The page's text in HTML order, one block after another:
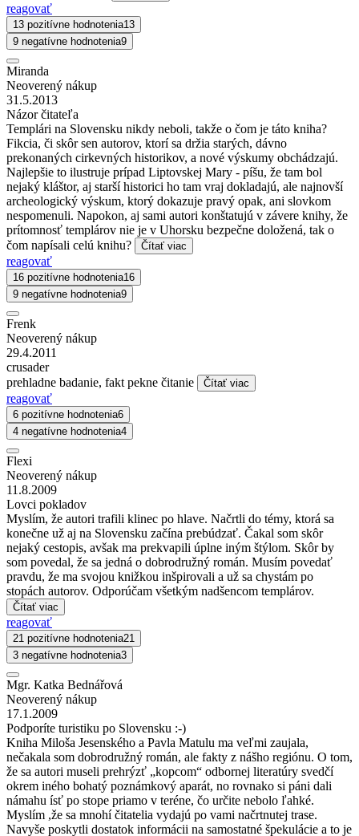
reagovať
13 pozitívne hodnotenia13
9 negatívne hodnotenia9
Miranda
Neoverený nákup
31.5.2013
Názor čitateľa
Templári na Slovensku nikdy neboli, takže o čom je táto kniha?
Fikcia, či skôr sen autorov, ktorí sa držia starých, dávno
prekonaných cirkevných historikov, a nové výskumy obchádzajú.
Najlepšie to ilustruje prípad Liptovskej Mary - píšu, že tam bol
nejaký kláštor, aj starší historici ho tam vraj dokladajú, ale najnovší
archeologický výskum, ktorý dokazuje pravý opak, ani slovkom
nespomenuli. Napokon, aj sami autori konštatujú v závere knihy, že
prítomnosť templárov nie je v Uhorsku bezpečne doložená, tak o
čom napísali celú knihu?
Čítať viac
reagovať
16 pozitívne hodnotenia16
9 negatívne hodnotenia9
Frenk
Neoverený nákup
29.4.2011
crusader
prehladne badanie, fakt pekne čitanie
Čítať viac
reagovať
6 pozitívne hodnotenia6
4 negatívne hodnotenia4
Flexi
Neoverený nákup
11.8.2009
Lovci pokladov
Myslím, že autori trafili klinec po hlave. Načrtli do témy, ktorá sa
konečne už aj na Slovensku začína prebúdzať. Čakal som skôr
nejaký cestopis, avšak ma prekvapili úplne iným štýlom. Skôr by
som povedal, že sa jedná o dobrodružný román. Musím povedať
pravdu, že ma svojou knižkou inšpirovali a už sa chystám po
stopách autorov. Odporúčam všetkým nadšencom templárov.
Čítať viac
reagovať
21 pozitívne hodnotenia21
3 negatívne hodnotenia3
Mgr. Katka Bednářová
Neoverený nákup
17.1.2009
Podporíte turistiku po Slovensku :-)
Kniha Miloša Jesenského a Pavla Matulu ma veľmi zaujala,
nečakala som dobrodružný román, ale fakty z nášho regiónu. O tom,
že sa autori museli prehrýzť „kopcom“ odbornej literatúry svedčí
okrem iného bohatý poznámkový aparát, no rovnako si páni dali
námahu ísť po stope priamo v teréne, čo určite nebolo ľahké.
Myslím ,že sa mnohí čitatelia vydajú po vami načrtnutej trase.
Navyše poskytli dostatok informácii na samostatné špekulácie a to je